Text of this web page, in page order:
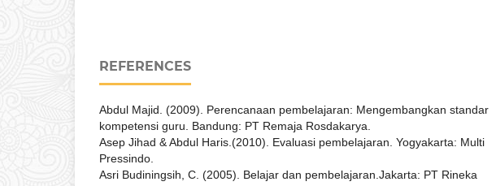
REFERENCES
Abdul Majid. (2009). Perencanaan pembelajaran: Mengembangkan standar
kompetensi guru. Bandung: PT Remaja Rosdakarya.
Asep Jihad & Abdul Haris.(2010). Evaluasi pembelajaran. Yogyakarta: Multi
Pressindo.
Asri Budiningsih, C. (2005). Belajar dan pembelajaran.Jakarta: PT Rineka